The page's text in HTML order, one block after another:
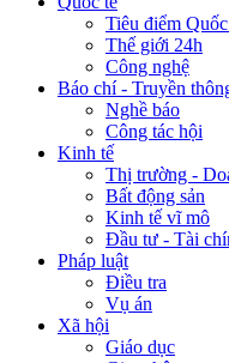
Tiêu điểm
Thế giới 24h
Công nghệ
Báo chí - Truyền
Nghề báo
Công tác hội
Kinh tế
Thị trường -
Bất động sản
Kinh tế vĩ mô
Đầu tư - Tài
Pháp luật
Điều tra
Vụ án
Xã hội
Giáo dục